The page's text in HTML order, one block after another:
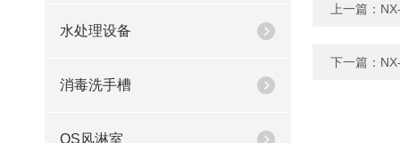
水处理设备
消毒洗手槽
QS风淋室
上一篇：
下一篇：